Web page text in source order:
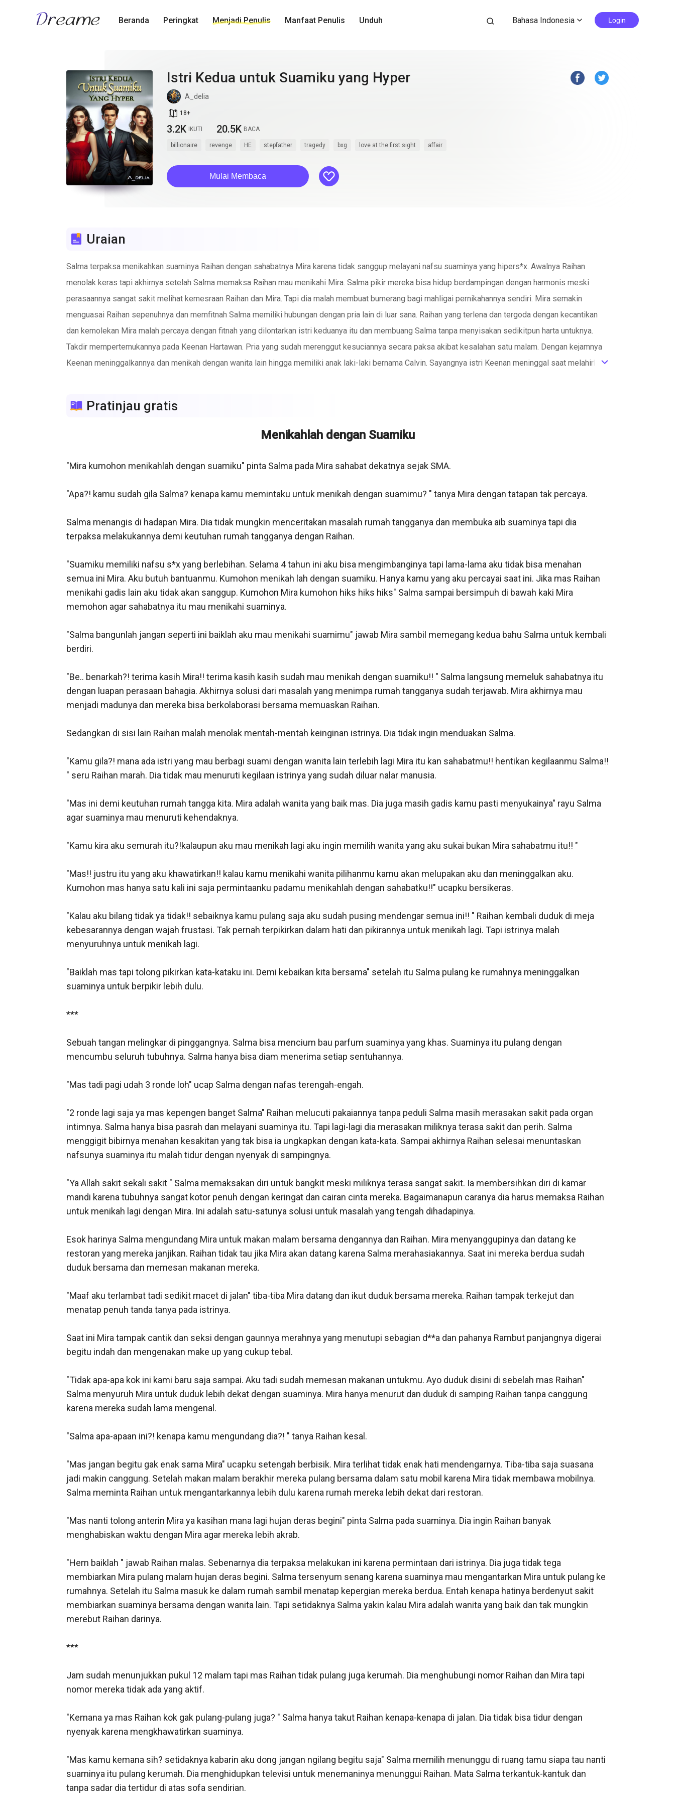
Beranda Peringkat Menjadi Penulis Manfaat Penulis Unduh search Bahasa Indonesia expand_more Login
Istri Kedua untuk Suamiku yang Hyper
A_delia
book_age 18+
3.2K IKUTI 20.5K BACA
billionaire revenge HE stepfather tragedy bxg love at the first sight affair
Mulai Membaca like
Uraian
Salma terpaksa menikahkan suaminya Raihan dengan sahabatnya Mira karena tidak sanggup melayani nafsu suaminya yang hipers*x. Awalnya Raihan
menolak keras tapi akhirnya setelah Salma memaksa Raihan mau menikahi Mira. Salma pikir mereka bisa hidup berdampingan dengan harmonis meski
perasaannya sangat sakit melihat kemesraan Raihan dan Mira. Tapi dia malah membuat bumerang bagi mahligai pernikahannya sendiri. Mira semakin
menguasai Raihan sepenuhnya dan memfitnah Salma memiliki hubungan dengan pria lain di luar sana. Raihan yang terlena dan tergoda dengan kecantikan
dan kemolekan Mira malah percaya dengan fitnah yang dilontarkan istri keduanya itu dan membuang Salma tanpa menyisakan sedikitpun harta untuknya.
Takdir mempertemukannya pada Keenan Hartawan. Pria yang sudah merenggut kesuciannya secara paksa akibat kesalahan satu malam. Dengan kejamnya
Keenan meninggalkannya dan menikah dengan wanita lain hingga memiliki anak laki-laki bernama Calvin. Sayangnya istri Keenan meninggal saat melahirkanic_default
Pratinjau gratis
Menikahlah dengan Suamiku
"Mira kumohon menikahlah dengan suamiku" pinta Salma pada Mira sahabat dekatnya sejak SMA.
"Apa?! kamu sudah gila Salma? kenapa kamu memintaku untuk menikah dengan suamimu? " tanya Mira dengan tatapan tak percaya.
Salma menangis di hadapan Mira. Dia tidak mungkin menceritakan masalah rumah tangganya dan membuka aib suaminya tapi dia
terpaksa melakukannya demi keutuhan rumah tangganya dengan Raihan.
"Suamiku memiliki nafsu s*x yang berlebihan. Selama 4 tahun ini aku bisa mengimbanginya tapi lama-lama aku tidak bisa menahan
semua ini Mira. Aku butuh bantuanmu. Kumohon menikah lah dengan suamiku. Hanya kamu yang aku percayai saat ini. Jika mas Raihan
menikahi gadis lain aku tidak akan sanggup. Kumohon Mira kumohon hiks hiks hiks" Salma sampai bersimpuh di bawah kaki Mira
memohon agar sahabatnya itu mau menikahi suaminya.
"Salma bangunlah jangan seperti ini baiklah aku mau menikahi suamimu" jawab Mira sambil memegang kedua bahu Salma untuk kembali
berdiri.
"Be.. benarkah?! terima kasih Mira!! terima kasih kasih sudah mau menikah dengan suamiku!! " Salma langsung memeluk sahabatnya itu
dengan luapan perasaan bahagia. Akhirnya solusi dari masalah yang menimpa rumah tangganya sudah terjawab. Mira akhirnya mau
menjadi madunya dan mereka bisa berkolaborasi bersama memuaskan Raihan.
Sedangkan di sisi lain Raihan malah menolak mentah-mentah keinginan istrinya. Dia tidak ingin menduakan Salma.
"Kamu gila?! mana ada istri yang mau berbagi suami dengan wanita lain terlebih lagi Mira itu kan sahabatmu!! hentikan kegilaanmu Salma!!
" seru Raihan marah. Dia tidak mau menuruti kegilaan istrinya yang sudah diluar nalar manusia.
"Mas ini demi keutuhan rumah tangga kita. Mira adalah wanita yang baik mas. Dia juga masih gadis kamu pasti menyukainya" rayu Salma
agar suaminya mau menuruti kehendaknya.
"Kamu kira aku semurah itu?!kalaupun aku mau menikah lagi aku ingin memilih wanita yang aku sukai bukan Mira sahabatmu itu!! "
"Mas!! justru itu yang aku khawatirkan!! kalau kamu menikahi wanita pilihanmu kamu akan melupakan aku dan meninggalkan aku.
Kumohon mas hanya satu kali ini saja permintaanku padamu menikahlah dengan sahabatku!!" ucapku bersikeras.
"Kalau aku bilang tidak ya tidak!! sebaiknya kamu pulang saja aku sudah pusing mendengar semua ini!! " Raihan kembali duduk di meja
kebesarannya dengan wajah frustasi. Tak pernah terpikirkan dalam hati dan pikirannya untuk menikah lagi. Tapi istrinya malah
menyuruhnya untuk menikah lagi.
"Baiklah mas tapi tolong pikirkan kata-kataku ini. Demi kebaikan kita bersama" setelah itu Salma pulang ke rumahnya meninggalkan
suaminya untuk berpikir lebih dulu.
***
Sebuah tangan melingkar di pinggangnya. Salma bisa mencium bau parfum suaminya yang khas. Suaminya itu pulang dengan
mencumbu seluruh tubuhnya. Salma hanya bisa diam menerima setiap sentuhannya.
"Mas tadi pagi udah 3 ronde loh" ucap Salma dengan nafas terengah-engah.
"2 ronde lagi saja ya mas kepengen banget Salma" Raihan melucuti pakaiannya tanpa peduli Salma masih merasakan sakit pada organ
intimnya. Salma hanya bisa pasrah dan melayani suaminya itu. Tapi lagi-lagi dia merasakan miliknya terasa sakit dan perih. Salma
menggigit bibirnya menahan kesakitan yang tak bisa ia ungkapkan dengan kata-kata. Sampai akhirnya Raihan selesai menuntaskan
nafsunya suaminya itu malah tidur dengan nyenyak di sampingnya.
"Ya Allah sakit sekali sakit " Salma memaksakan diri untuk bangkit meski miliknya terasa sangat sakit. Ia membersihkan diri di kamar
mandi karena tubuhnya sangat kotor penuh dengan keringat dan cairan cinta mereka. Bagaimanapun caranya dia harus memaksa Raihan
untuk menikah lagi dengan Mira. Ini adalah satu-satunya solusi untuk masalah yang tengah dihadapinya.
Esok harinya Salma mengundang Mira untuk makan malam bersama dengannya dan Raihan. Mira menyanggupinya dan datang ke
restoran yang mereka janjikan. Raihan tidak tau jika Mira akan datang karena Salma merahasiakannya. Saat ini mereka berdua sudah
duduk bersama dan memesan makanan mereka.
"Maaf aku terlambat tadi sedikit macet di jalan" tiba-tiba Mira datang dan ikut duduk bersama mereka. Raihan tampak terkejut dan
menatap penuh tanda tanya pada istrinya.
Saat ini Mira tampak cantik dan seksi dengan gaunnya merahnya yang menutupi sebagian d**a dan pahanya Rambut panjangnya digerai
begitu indah dan mengenakan make up yang cukup tebal.
"Tidak apa-apa kok ini kami baru saja sampai. Aku tadi sudah memesan makanan untukmu. Ayo duduk disini di sebelah mas Raihan"
Salma menyuruh Mira untuk duduk lebih dekat dengan suaminya. Mira hanya menurut dan duduk di samping Raihan tanpa canggung
karena mereka sudah lama mengenal.
"Salma apa-apaan ini?! kenapa kamu mengundang dia?! " tanya Raihan kesal.
"Mas jangan begitu gak enak sama Mira" ucapku setengah berbisik. Mira terlihat tidak enak hati mendengarnya. Tiba-tiba saja suasana
jadi makin canggung. Setelah makan malam berakhir mereka pulang bersama dalam satu mobil karena Mira tidak membawa mobilnya.
Salma meminta Raihan untuk mengantarkannya lebih dulu karena rumah mereka lebih dekat dari restoran.
"Mas nanti tolong anterin Mira ya kasihan mana lagi hujan deras begini" pinta Salma pada suaminya. Dia ingin Raihan banyak
menghabiskan waktu dengan Mira agar mereka lebih akrab.
"Hem baiklah " jawab Raihan malas. Sebenarnya dia terpaksa melakukan ini karena permintaan dari istrinya. Dia juga tidak tega
membiarkan Mira pulang malam hujan deras begini. Salma tersenyum senang karena suaminya mau mengantarkan Mira untuk pulang ke
rumahnya. Setelah itu Salma masuk ke dalam rumah sambil menatap kepergian mereka berdua. Entah kenapa hatinya berdenyut sakit
membiarkan suaminya bersama dengan wanita lain. Tapi setidaknya Salma yakin kalau Mira adalah wanita yang baik dan tak mungkin
merebut Raihan darinya.
***
Jam sudah menunjukkan pukul 12 malam tapi mas Raihan tidak pulang juga kerumah. Dia menghubungi nomor Raihan dan Mira tapi
nomor mereka tidak ada yang aktif.
"Kemana ya mas Raihan kok gak pulang-pulang juga? " Salma hanya takut Raihan kenapa-kenapa di jalan. Dia tidak bisa tidur dengan
nyenyak karena mengkhawatirkan suaminya.
"Mas kamu kemana sih? setidaknya kabarin aku dong jangan ngilang begitu saja" Salma memilih menunggu di ruang tamu siapa tau nanti
suaminya itu pulang kerumah. Dia menghidupkan televisi untuk menemaninya menunggui Raihan. Mata Salma terkantuk-kantuk dan
tanpa sadar dia tertidur di atas sofa sendirian.